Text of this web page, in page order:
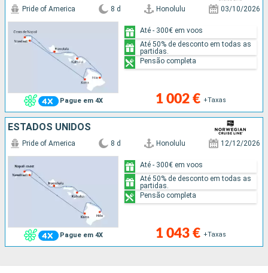
Pague em 4X
Pride of America 8 d Honolulu 03/10/2026
1 002 € +Taxas
Até - 300€ em voos
Até 50% de desconto em todas as
partidas.
Pensão completa
ESTADOS UNIDOS
Pague em 4X
Pride of America 8 d Honolulu 12/12/2026
1 043 € +Taxas
Até - 300€ em voos
Até 50% de desconto em todas as
partidas.
Pensão completa